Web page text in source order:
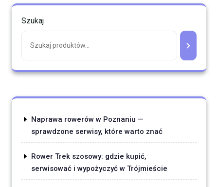
Szukaj
Naprawa rowerów w Poznaniu —
sprawdzone serwisy, które warto znać
Rower Trek szosowy: gdzie kupić,
serwisować i wypożyczyć w Trójmieście